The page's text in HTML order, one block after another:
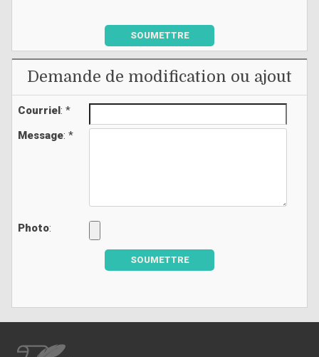
SOUMETTRE
Demande de modification ou ajout
Courriel: *
Message: *
Photo:
SOUMETTRE